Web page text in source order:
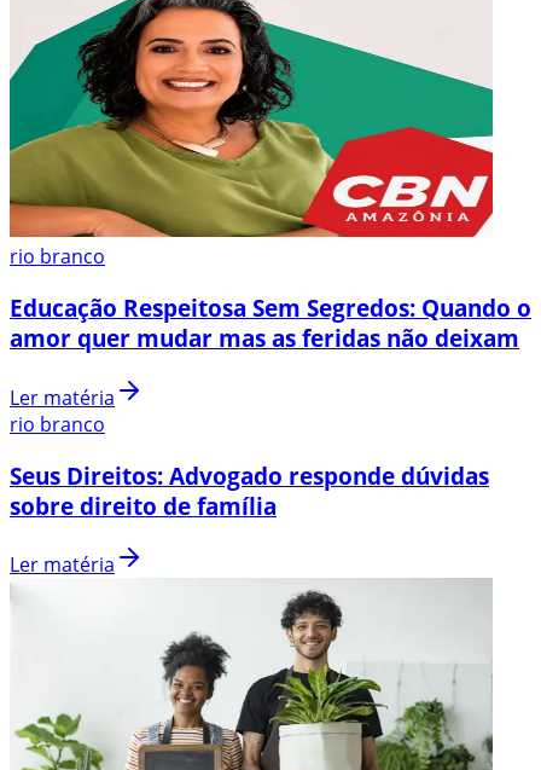
rio branco
Educação Respeitosa Sem Segredos: Quando o
amor quer mudar mas as feridas não deixam
Ler matéria
rio branco
Seus Direitos: Advogado responde dúvidas
sobre direito de família
Ler matéria